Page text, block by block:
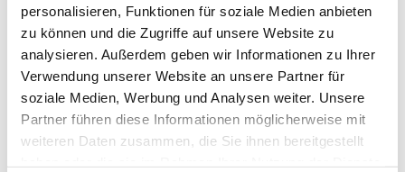
personalisieren, Funktionen für soziale Medien anbieten
zu können und die Zugriffe auf unsere Website zu
analysieren. Außerdem geben wir Informationen zu Ihrer
Verwendung unserer Website an unsere Partner für
soziale Medien, Werbung und Analysen weiter. Unsere
Partner führen diese Informationen möglicherweise mit
weiteren Daten zusammen, die Sie ihnen bereitgestellt